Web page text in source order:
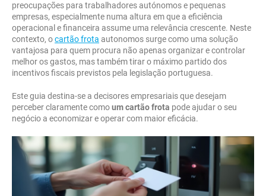
preocupações para trabalhadores autónomos e pequenas
empresas, especialmente numa altura em que a eficiência
operacional e financeira assume uma relevância crescente. Neste
contexto, ocartão frota autonomos surge como uma solução
vantajosa para quem procura não apenas organizar e controlar
melhor os gastos, mas também tirar o máximo partido dos
incentivos fiscais previstos pela legislação portuguesa.
Este guia destina-se a decisores empresariais que desejam
perceber claramente comoum cartão frota pode ajudar o seu
negócio a economizar e operar com maior eficácia.